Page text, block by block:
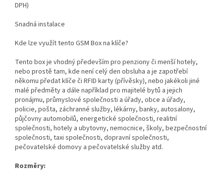
DPH)
Snadná instalace
Kde lze využít tento GSM Box na klíče?
Tento box je vhodný především pro penziony či menší hotely,
nebo prostě tam, kde není celý den obsluha a je zapotřebí
někomu předat klíče či RFID karty (přívěsky), nebo jakékoli jiné
malé předměty a dále například pro majitelé bytů a jejich
pronájmu, průmyslové společnosti a úřady, obce a úřady,
policie, pošta, záchranné služby, lékárny, banky, autosalony,
půjčovny automobilů, energetické společnosti, realitní
společnosti, hotely a ubytovny, nemocnice, školy, bezpečnostní
společnosti, taxi společnosti, dopravní společnosti,
pečovatelské domovy a pečovatelské služby atd.
Rozměry: